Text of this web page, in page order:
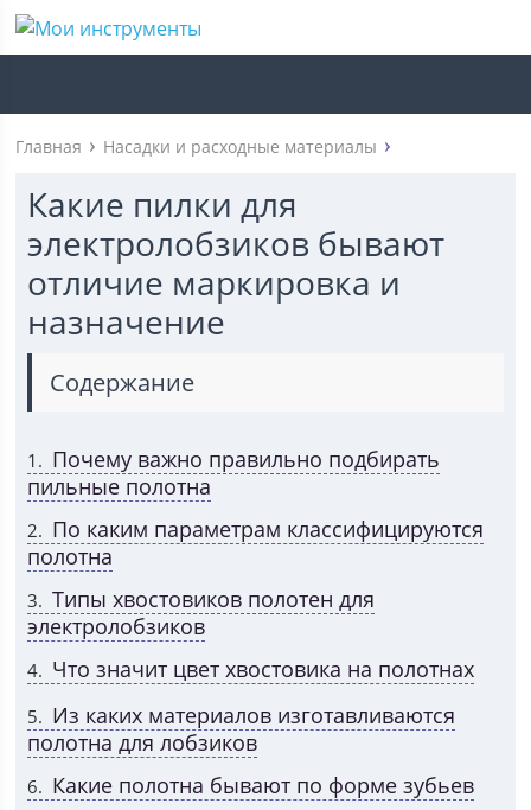
Главная Насадки и расходные материалы
Какие пилки для
электролобзиков бывают
отличие маркировка и
назначение
Содержание
1
Почему важно правильно подбирать
пильные полотна
2
По каким параметрам классифицируются
полотна
3
Типы хвостовиков полотен для
электролобзиков
4 Что значит цвет хвостовика на полотнах
5
Из каких материалов изготавливаются
полотна для лобзиков
6 Какие полотна бывают по форме зубьев